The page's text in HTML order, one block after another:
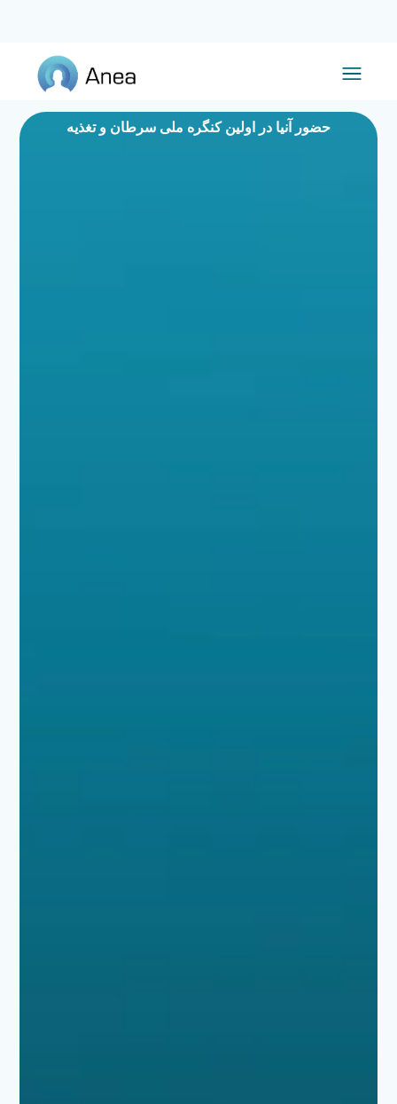
حضور آنیا در اولین کنگره ملی سرطان و تغذیه